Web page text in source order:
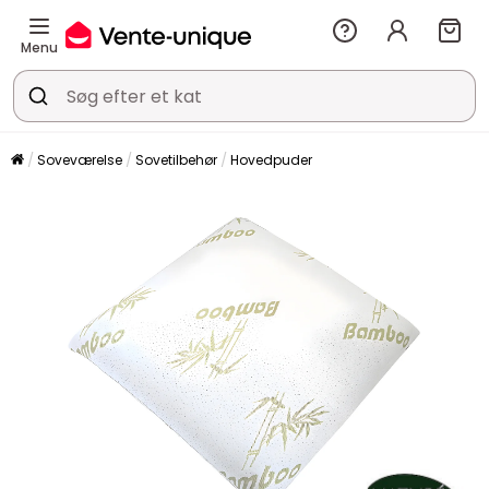
Menu
Soveværelse Sovetilbehør Hovedpuder